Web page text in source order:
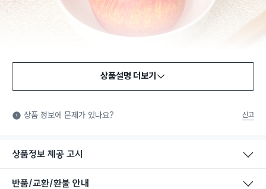
식품용 기구: 식품위생법에서 정한 규격에 따라 제조되어 식품 또
는 식품첨가물에 사용할 수 있는 식품용기구라는 표시입니다.
상품설명 더보기
상품 정보에 문제가 있나요? 신고
상품정보 제공 고시
반품/교환/환불 안내